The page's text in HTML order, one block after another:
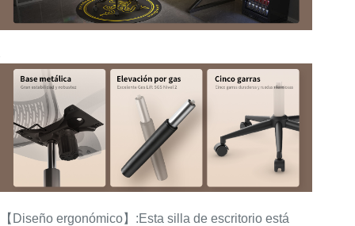
【Diseño ergonómico】:Esta silla de escritorio está